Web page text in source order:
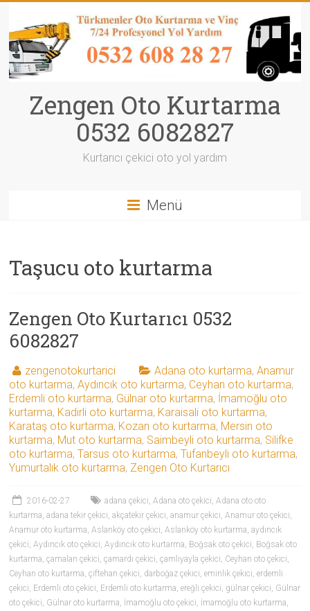
Zengen Oto Kurtarma
0532 6082827
Kurtarıcı çekici oto yol yardım
Menü
Taşucu oto kurtarma
Zengen Oto Kurtarıcı 0532
6082827
zengenotokurtarici Adana oto kurtarma,Anamur
oto kurtarma,Aydıncık oto kurtarma, Ceyhan oto kurtarma,
Erdemli oto kurtarma, Gülnar oto kurtarma, İmamoğlu oto
kurtarma, Kadirli oto kurtarma, Karaisali oto kurtarma,
Karataş oto kurtarma, Kozan oto kurtarma, Mersin oto
kurtarma, Mut oto kurtarma, Saimbeyli oto kurtarma, Silifke
oto kurtarma,Tarsus oto kurtarma,Tufanbeyli oto kurtarma,
Yumurtalık oto kurtarma, Zengen Oto Kurtarıcı
2016-02-27 adana çekici,Adana oto çekici,Adana oto oto
kurtarma,adana tekir çekici,akçatekir çekici,anamur çekici,Anamur oto çekici,
Anamur oto kurtarma,Aslanköy oto çekici,Aslanköy oto kurtarma,aydıncık
çekici,Aydıncık oto çekici,Aydıncık oto kurtarma, Boğsak oto çekici, Boğsak oto
kurtarma,çamalan çekici,çamardı çekici,çamlıyayla çekici, Ceyhan oto çekici,
Ceyhan oto kurtarma,çiftehan çekici, darboğaz çekici,eminlik çekici,erdemli
çekici, Erdemli oto çekici, Erdemli oto kurtarma,ereğli çekici, gülnar çekici, Gülnar
oto çekici, Gülnar oto kurtarma, İmamoğlu oto çekici, İmamoğlu oto kurtarma,